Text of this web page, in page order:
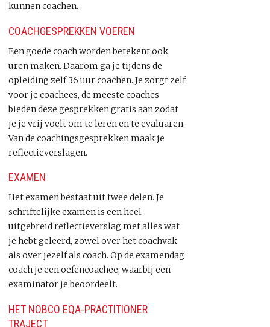
kunnen coachen.
COACHGESPREKKEN VOEREN
Een goede coach worden betekent ook
uren maken. Daarom ga je tijdens de
opleiding zelf 36 uur coachen. Je zorgt zelf
voor je coachees, de meeste coaches
bieden deze gesprekken gratis aan zodat
je je vrij voelt om te leren en te evaluaren.
Van de coachingsgesprekken maak je
reflectieverslagen.
EXAMEN
Het examen bestaat uit twee delen. Je
schriftelijke examen is een heel
uitgebreid reflectieverslag met alles wat
je hebt geleerd, zowel over het coachvak
als over jezelf als coach. Op de examendag
coach je een oefencoachee, waarbij een
examinator je beoordeelt.
HET NOBCO EQA-PRACTITIONER
TRAJECT